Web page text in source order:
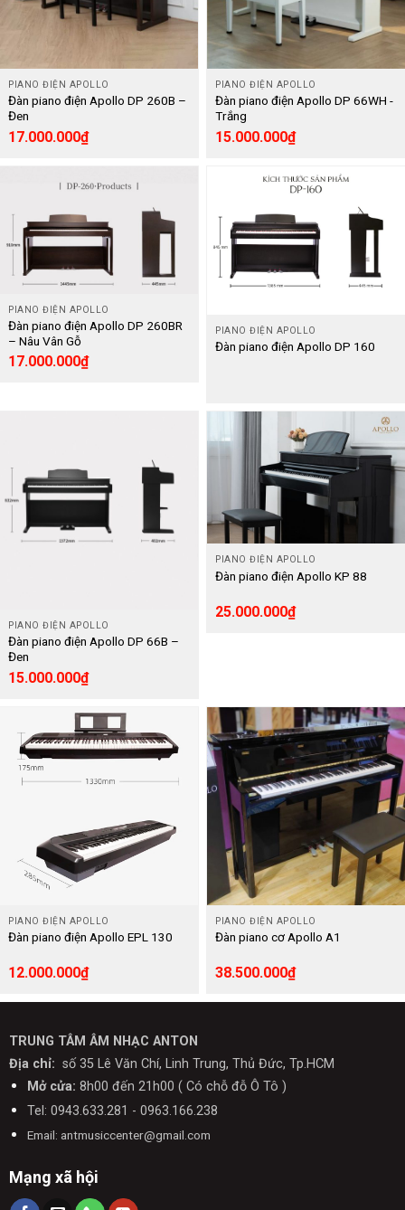
PIANO ĐIỆN APOLLO
Đàn piano điện Apollo DP 260B –
Đen
17.000.000₫
PIANO ĐIỆN APOLLO
Đàn piano điện Apollo DP 66WH -
Trắng
15.000.000₫
PIANO ĐIỆN APOLLO
Đàn piano điện Apollo DP 260BR
– Nâu Vân Gỗ
17.000.000₫
PIANO ĐIỆN APOLLO
Đàn piano điện Apollo DP 160
PIANO ĐIỆN APOLLO
Đàn piano điện Apollo DP 66B –
Đen
15.000.000₫
PIANO ĐIỆN APOLLO
Đàn piano điện Apollo KP 88
25.000.000₫
PIANO ĐIỆN APOLLO
Đàn piano điện Apollo EPL 130
12.000.000₫
PIANO ĐIỆN APOLLO
Đàn piano cơ Apollo A1
38.500.000₫
TRUNG TÂM ÂM NHẠC ANTON
Địa chỉ: số 35 Lê Văn Chí, Linh Trung, Thủ Đức, Tp.HCM
Mở cửa: 8h00 đến 21h00 ( Có chỗ đỗ Ô Tô )
Tel: 0943.633.281 - 0963.166.238
Email: antmusiccenter@gmail.com
Mạng xã hội